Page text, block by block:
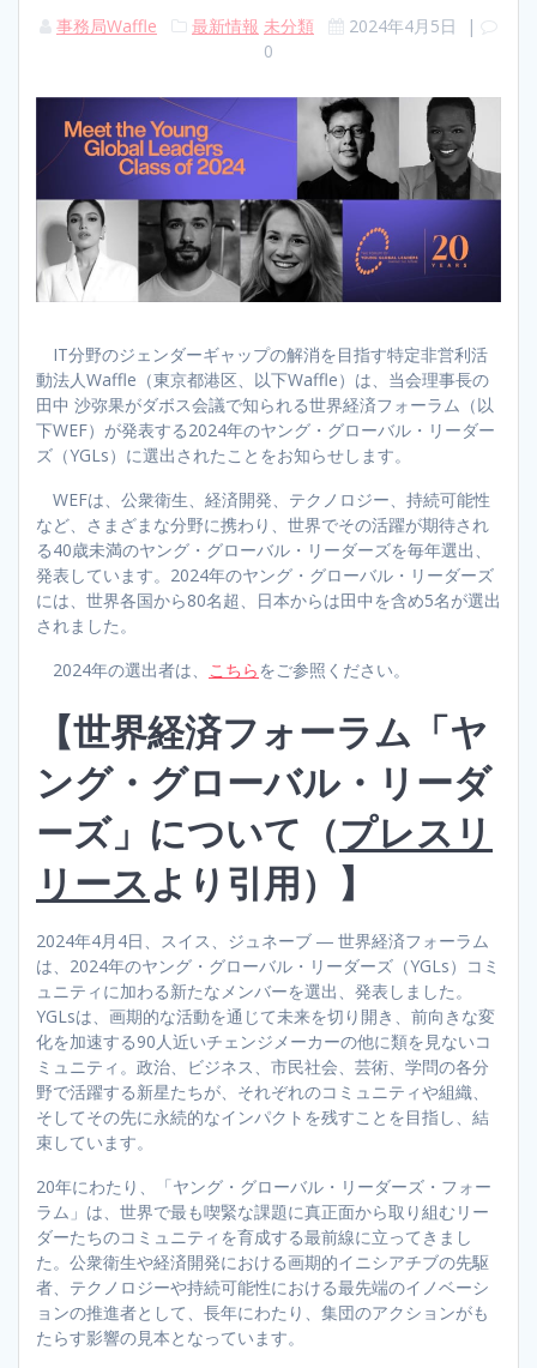
事務局Waffle 最新情報 未分類 2024年4月5日
|
0
IT分野のジェンダーギャップの解消を目指す特定非営利活
動法人Waffle（東京都港区、以下Waffle）は、当会理事長の
田中 沙弥果がダボス会議で知られる世界経済フォーラム（以
下WEF）が発表する2024年のヤング・グローバル・リーダー
ズ（YGLs）に選出されたことをお知らせします。
WEFは、公衆衛生、経済開発、テクノロジー、持続可能性
など、さまざまな分野に携わり、世界でその活躍が期待され
る40歳未満のヤング・グローバル・リーダーズを毎年選出、
発表しています。2024年のヤング・グローバル・リーダーズ
には、世界各国から80名超、日本からは田中を含め5名が選出
されました。
2024年の選出者は、
こちらをご参照ください。
【世界経済フォーラム「ヤ
ング・グローバル・リーダ
ーズ」について（プレスリ
リースより引用）】
2024年4月4日、スイス、ジュネーブ ― 世界経済フォーラム
は、2024年のヤング・グローバル・リーダーズ（YGLs）コミ
ュニティに加わる新たなメンバーを選出、発表しました。
YGLsは、画期的な活動を通じて未来を切り開き、前向きな変
化を加速する90人近いチェンジメーカーの他に類を見ないコ
ミュニティ。政治、ビジネス、市民社会、芸術、学問の各分
野で活躍する新星たちが、それぞれのコミュニティや組織、
そしてその先に永続的なインパクトを残すことを目指し、結
束しています。
20年にわたり、「ヤング・グローバル・リーダーズ・フォー
ラム」は、世界で最も喫緊な課題に真正面から取り組むリー
ダーたちのコミュニティを育成する最前線に立ってきまし
た。公衆衛生や経済開発における画期的イニシアチブの先駆
者、テクノロジーや持続可能性における最先端のイノベーシ
ョンの推進者として、長年にわたり、集団のアクションがも
たらす影響の見本となっています。